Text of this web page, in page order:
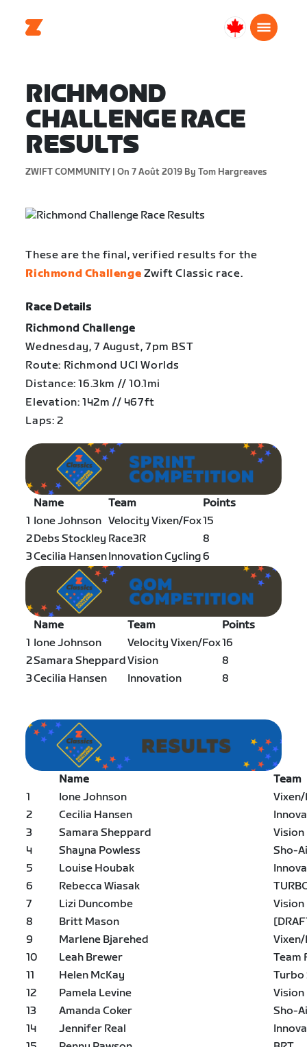
Canada
RICHMOND
CHALLENGE RACE
RESULTS
ZWIFT COMMUNITY | On 7 Août 2019 By Tom Hargreaves
These are the final, verified results for the
Richmond Challenge Zwift Classic race.
Race Details
Richmond Challenge
Wednesday, 7 August, 7pm BST
Route: Richmond UCI Worlds
Distance: 16.3km // 10.1mi
Elevation: 142m // 467ft
Laps: 2
Name Team
Points
1 Ione Johnson Velocity Vixen/Fox15
2Debs Stockley Race3R
8
3Cecilia HansenInnovation Cycling6
Name Team
Points
1 Ione Johnson Velocity Vixen/Fox16
2Samara SheppardVision
8
3Cecilia Hansen Innovation 8
Name
Team
1
Ione Johnson
2
Cecilia Hansen
3
Samara Sheppard
Vision
4
Shayna Powless
Sho-
5
Louise Houbak
6
Rebecca Wiasak
7
Lizi Duncombe
Vision
8
Britt Mason
9
Marlene Bjarehed
10
Leah Brewer
Team
11
Helen McKay
Turbo
12
Pamela Levine
Vision
13
Amanda Coker
Sho-
14
Jennifer Real